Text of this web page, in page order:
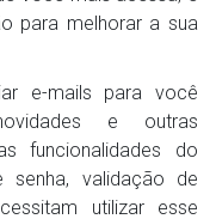
para melhorar a sua
e-mails para você
e outras
funcionalidades do
validação de
utilizar esse